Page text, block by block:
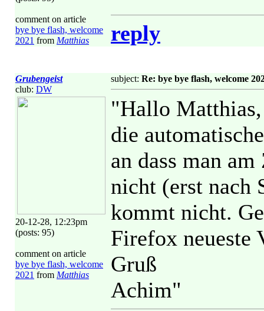
comment on article
bye bye flash, welcome
2021 from Matthias reply
Grubengeist
club: DW
20-12-28, 12:23pm
(posts: 95)
comment on article
bye bye flash, welcome
2021 from Matthias
subject: Re: bye bye flash, welcome
"Hallo Matthias,
die
an dass man
nicht (erst nach
kommt nicht.
Firefox neueste
Gruß
Achim"